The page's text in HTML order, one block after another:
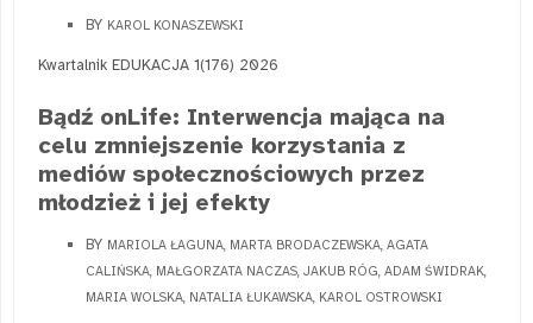
BY KAROL KONASZEWSKI
Kwartalnik EDUKACJA 1(176) 2026
Bądź onLife: Interwencja mająca na
celu zmniejszenie korzystania z
mediów społecznościowych przez
młodzież i jej efekty
BY MARIOLA ŁAGUNA, MARTA BRODACZEWSKA, AGATA
CALIŃSKA, MAŁGORZATA NACZAS, JAKUB RÓG, ADAM ŚWIDRAK,
MARIA WOLSKA, NATALIA ŁUKAWSKA, KAROL OSTROWSKI